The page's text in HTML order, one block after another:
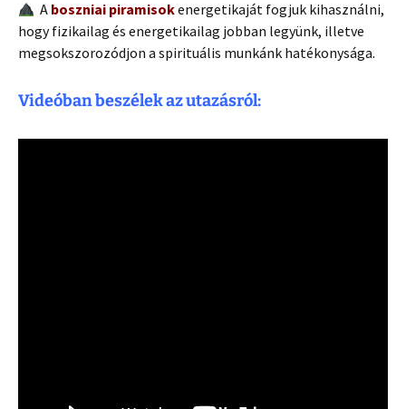
A boszniai piramisokenergetikaját fogjuk kihasználni,
hogy fizikailag és energetikailag jobban legyünk, illetve
megsokszorozódjon a spirituális munkánk hatékonysága.
Videóban beszélek az utazásról: